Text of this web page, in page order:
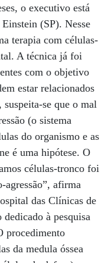
o executivo está
(SP). Nesse
terapia com células-
A técnica já foi
com o objetivo
estar relacionados
suspeita-se que o mal
(o sistema
do organismo e as
é uma hipótese. O
células-tronco foi
agressão”, afirma
das Clínicas de
à pesquisa
procedimento
da medula óssea